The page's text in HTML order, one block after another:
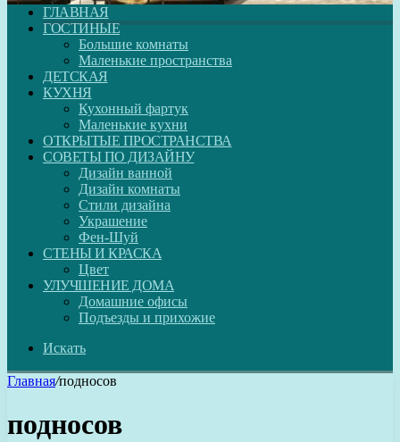
ГЛАВНАЯ
ГОСТИНЫЕ
Большие комнаты
Маленькие пространства
ДЕТСКАЯ
КУХНЯ
Кухонный фартук
Маленькие кухни
ОТКРЫТЫЕ ПРОСТРАНСТВА
СОВЕТЫ ПО ДИЗАЙНУ
Дизайн ванной
Дизайн комнаты
Стили дизайна
Украшение
Фен-Шуй
СТЕНЫ И КРАСКА
Цвет
УЛУЧШЕНИЕ ДОМА
Домашние офисы
Подъезды и прихожие
Искать
Главная/подносов
подносов